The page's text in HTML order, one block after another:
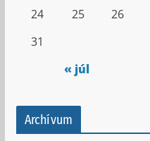
« júl
24
25 26
31
Archívum